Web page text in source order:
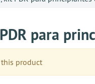
para
product